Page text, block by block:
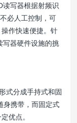
读写器根据射频识
必人工控制，可
作快速便捷。针
写器硬件设施的挑
式分成手持式和固
身携带，而固定式
优点。